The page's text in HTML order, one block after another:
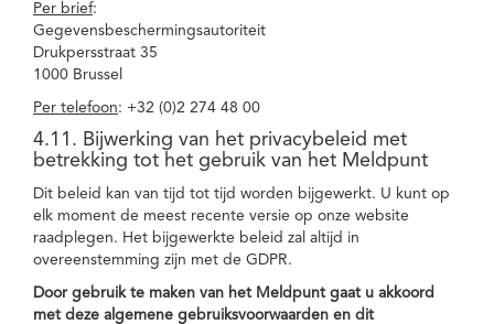
Per brief:
Gegevensbeschermingsautoriteit
Drukpersstraat 35
1000 Brussel
Per telefoon: +32 (0)2 274 48 00
4.11. Bijwerking van het privacybeleid met
betrekking tot het gebruik van het Meldpunt
Dit beleid kan van tijd tot tijd worden bijgewerkt. U kunt op
elk moment de meest recente versie op onze website
raadplegen. Het bijgewerkte beleid zal altijd in
overeenstemming zijn met de GDPR.
Door gebruik te maken van het Meldpunt gaat u akkoord
met deze algemene gebruiksvoorwaarden en dit